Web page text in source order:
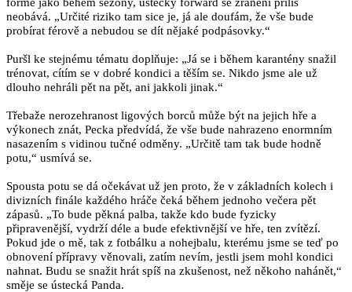
neobává. „Určité riziko tam sice je, já ale doufám, že vše bude
probírat férově a nebudou se dít nějaké podpásovky.“
Puršl ke stejnému tématu doplňuje: „Já se i během karantény snažil
trénovat, cítím se v dobré kondici a těším se. Nikdo jsme ale už
dlouho nehráli pět na pět, ani jakkoli jinak.“
Třebaže nerozehranost ligových borců může být na jejich hře a
výkonech znát, Pecka předvídá, že vše bude nahrazeno enormním
nasazením s vidinou tučné odměny. „Určitě tam tak bude hodně
potu,“ usmívá se.
Spousta potu se dá očekávat už jen proto, že v základních kolech i
divizních finále každého hráče čeká během jednoho večera pět
zápasů. „To bude pěkná palba, takže kdo bude fyzicky
připravenější, vydrží déle a bude efektivnější ve hře, ten zvítězí.
Pokud jde o mě, tak z fotbálku a nohejbalu, kterému jsme se teď po
obnovení přípravy věnovali, zatím nevím, jestli jsem mohl kondici
nahnat. Budu se snažit hrát spíš na zkušenost, než někoho nahánět,“
směje se ústecká Panda.